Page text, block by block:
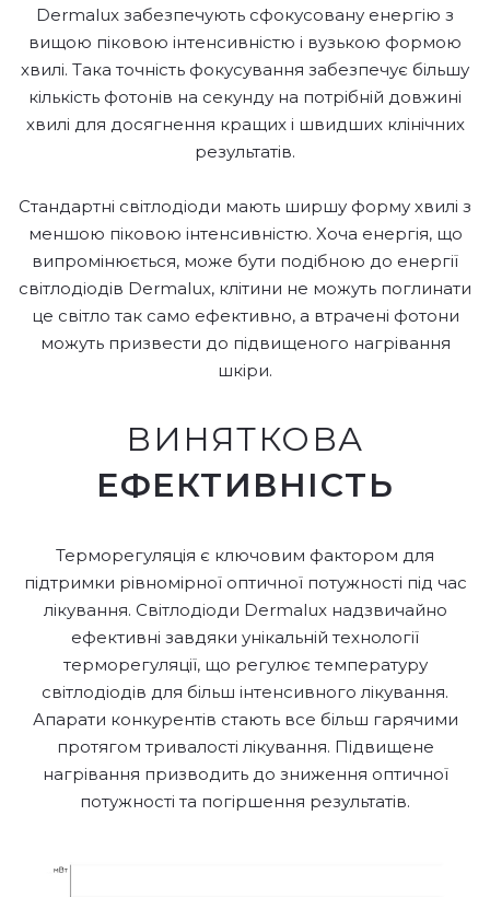
Dermalux забезпечують сфокусовану енергію з
вищою піковою інтенсивністю і вузькою формою
хвилі. Така точність фокусування забезпечує більшу
кількість фотонів на секунду на потрібній довжині
хвилі для досягнення кращих і швидших клінічних
результатів.
Стандартні світлодіоди мають ширшу форму хвилі з
меншою піковою інтенсивністю. Хоча енергія, що
випромінюється, може бути подібною до енергії
світлодіодів Dermalux, клітини не можуть поглинати
це світло так само ефективно, а втрачені фотони
можуть призвести до підвищеного нагрівання
шкіри.
ВИНЯТКОВА
ЕФЕКТИВНІСТЬ
Терморегуляція є ключовим фактором для
підтримки рівномірної оптичної потужності під час
лікування. Світлодіоди Dermalux надзвичайно
ефективні завдяки унікальній технології
терморегуляції, що регулює температуру
світлодіодів для більш інтенсивного лікування.
Апарати конкурентів стають все більш гарячими
протягом тривалості лікування. Підвищене
нагрівання призводить до зниження оптичної
потужності та погіршення результатів.